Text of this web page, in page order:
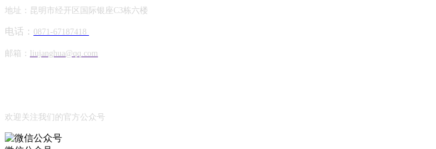
地址：昆明市经开区国际银座C3栋六楼
电话： 0871-67187418
邮箱： liujanghua@qq.com
欢迎关注我们的官方公众号